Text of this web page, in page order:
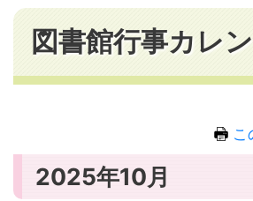
図書館行事カレ
こ
2025年10月